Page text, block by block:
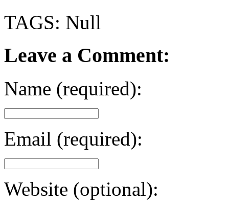
TAGS: Null
Leave a Comment:
Name (required):
Email (required):
Website (optional):